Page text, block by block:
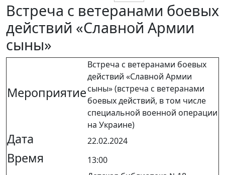
Встреча с ветеранами боевых
действий «Славной Армии
сыны»
Мероприятие
Встреча с ветеранами боевых
действий «Славной Армии
сыны» (встреча с ветеранами
боевых действий, в том числе
специальной военной операции
на Украине)
Дата 22.02.2024
Время 13:00